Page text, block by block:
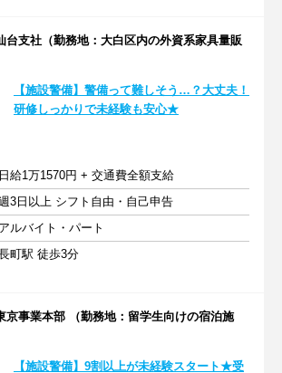
台支社（勤務地：大白区内の外資系家具量販
【施設警備】警備って難しそう…？大丈夫！
研修しっかりで未経験も安心★
日給1万1570円 + 交通費全額支給
3日以上 シフト自由・自己申告
アルバイト・パート
町駅 徒歩3分
京事業本部 （勤務地：留学生向けの宿泊施
【施設警備】9割以上が未経験スタート★受